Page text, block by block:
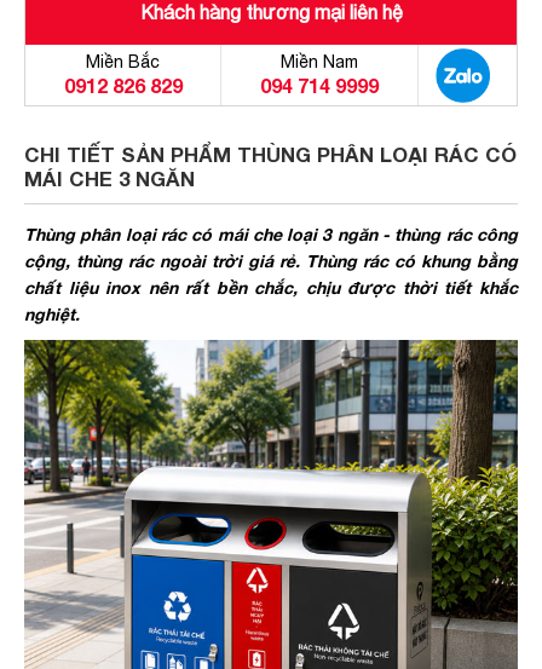
Khách hàng thương mại liên hệ
Miền Bắc
0912 826 829
Miền Nam
094 714 9999
CHI TIẾT SẢN PHẨM THÙNG PHÂN LOẠI RÁC CÓ
MÁI CHE 3 NGĂN
Thùng phân loại rác có mái che loại 3 ngăn - thùng rác công
cộng, thùng rác ngoài trời giá rẻ. Thùng rác có khung bằng
chất liệu inox nên rất bền chắc, chịu được thời tiết khắc
nghiệt.